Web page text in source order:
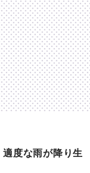
度な雨が降り生